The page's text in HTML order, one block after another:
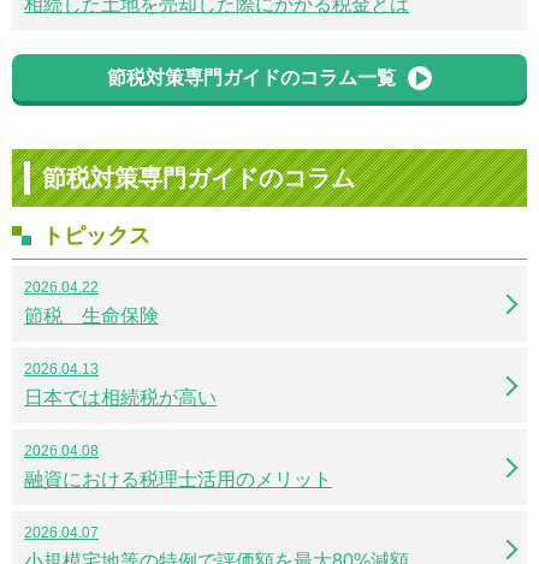
相続した土地を売却した際にかかる税金とは
節税対策専門ガイドのコラム一覧
節税対策専門ガイドのコラム
トピックス
2026.04.22
節税 生命保険
2026.04.13
日本では相続税が高い
2026.04.08
融資における税理士活用のメリット
2026.04.07